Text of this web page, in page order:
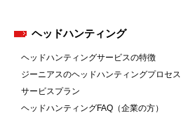
ヘッドハンティング
ヘッドハンティングサービスの特徴
ジーニアスのヘッドハンティングプロセス
サービスプラン
ヘッドハンティングFAQ（企業の方）